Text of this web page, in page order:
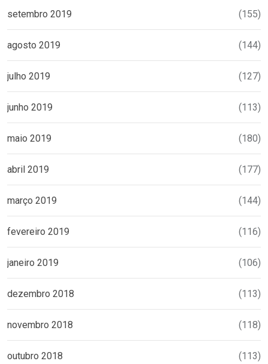
setembro 2019 (155)
agosto 2019 (144)
julho 2019 (127)
junho 2019 (113)
maio 2019 (180)
abril 2019 (177)
março 2019 (144)
fevereiro 2019 (116)
janeiro 2019 (106)
dezembro 2018 (113)
novembro 2018 (118)
outubro 2018 (113)